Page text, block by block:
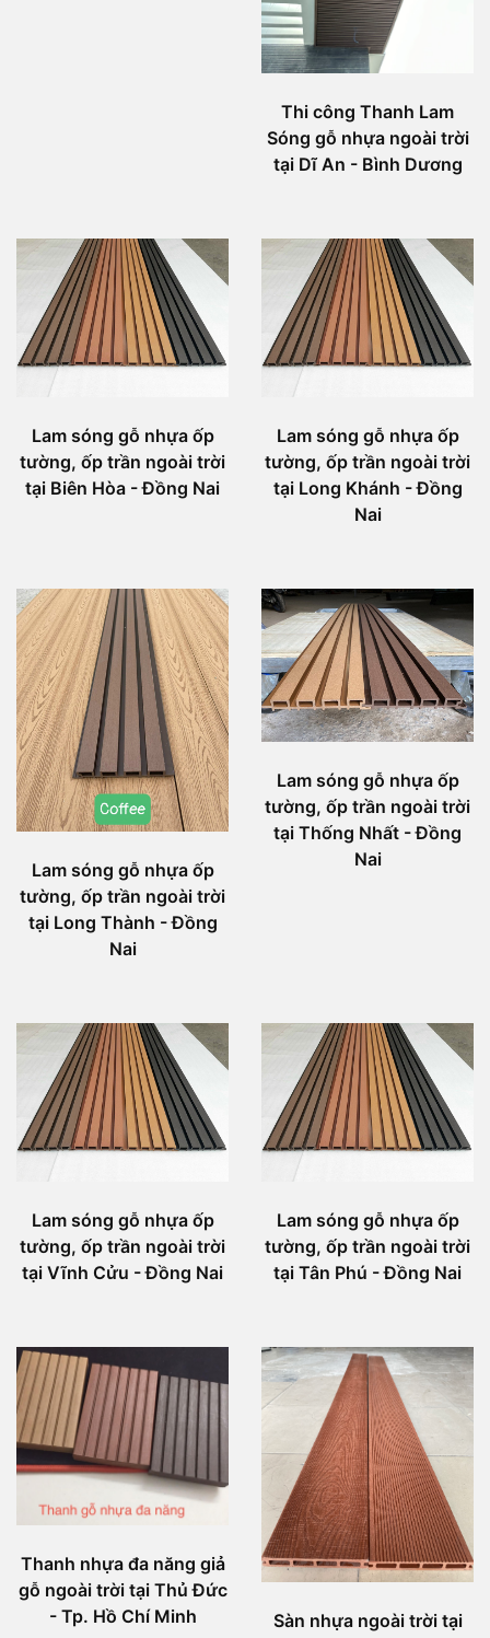
Thi công Thanh Lam
Sóng gỗ nhựa ngoài trời
tại Dĩ An - Bình Dương
Lam sóng gỗ nhựa ốp
tường, ốp trần ngoài trời
tại Biên Hòa - Đồng Nai
Lam sóng gỗ nhựa ốp
tường, ốp trần ngoài trời
tại Long Khánh - Đồng
Nai
Lam sóng gỗ nhựa ốp
tường, ốp trần ngoài trời
tại Long Thành - Đồng
Nai
Lam sóng gỗ nhựa ốp
tường, ốp trần ngoài trời
tại Thống Nhất - Đồng
Nai
Lam sóng gỗ nhựa ốp
tường, ốp trần ngoài trời
tại Vĩnh Cửu - Đồng Nai
Lam sóng gỗ nhựa ốp
tường, ốp trần ngoài trời
tại Tân Phú - Đồng Nai
Thanh nhựa đa năng giả
gỗ ngoài trời tại Thủ Đức
- Tp. Hồ Chí Minh
Sàn nhựa ngoài trời tại